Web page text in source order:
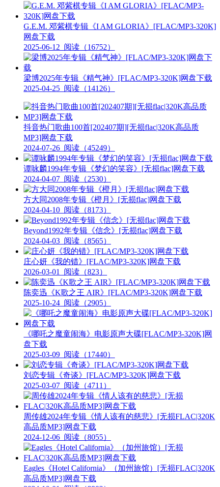
G.E.M. 邓紫棋专辑《I AM GLORIA》[FLAC/MP3-320K]
网盘下载
2025-06-12 阅读（16752）
梁博2025年专辑《精气神》[FLAC/MP3-320K]网盘下载
2025-04-25 阅读（14126）
抖音热门歌曲100首[202407期][无损flac|320K高品质
MP3]网盘下载
2024-07-26 阅读（45249）
谭咏麟1994年专辑《梦幻的笑容》[无损flac]网盘下载
2024-04-07 阅读（2530）
方大同2008年专辑《橙月》[无损flac]网盘下载
2024-04-10 阅读（8173）
Beyond1992年专辑《信念》[无损flac]网盘下载
2024-04-03 阅读（8565）
庄心妍《我的错》[FLAC/MP3-320K]网盘下载
2026-03-01
阅读（823）
陈奕迅《K歌之王 AIR》[FLAC/MP3-320K]网盘下载
2025-10-24 阅读（2905）
《哪吒之魔童闹海》电影原声大碟[FLAC/MP3-320K]网
盘下载
2025-03-09 阅读（17440）
刘恋专辑《奇谈》[FLAC/MP3-320K]网盘下载
2025-03-07 阅读（4711）
周传雄2024年专辑《情人该有的慈悲》[无损FLAC|320K
高品质MP3]网盘下载
2024-12-06 阅读（8055）
Eagles《Hotel California》（加州旅馆）[无损FLAC|320K
高品质MP3]网盘下载